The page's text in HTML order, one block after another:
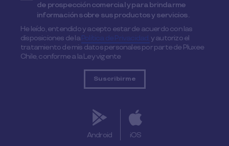
de prospección comercial y para brindarme
información sobre sus productos y servicios.
He leído, entendido y acepto estar de acuerdo con las
disposiciones de laPolítica de Privacidad,y autorizo el
tratamiento de mis datos personales por parte de Pluxee
Chile, conforme a la Ley vigente
Android iOS